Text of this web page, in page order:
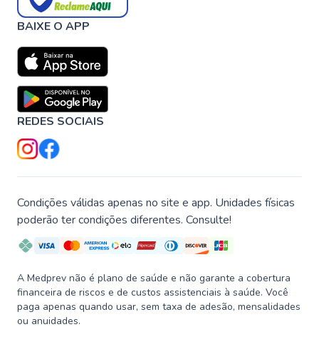
BAIXE O APP
REDES SOCIAIS
Condições válidas apenas no site e app. Unidades físicas
poderão ter condições diferentes. Consulte!
A Medprev não é plano de saúde e não garante a cobertura
financeira de riscos e de custos assistenciais à saúde. Você
paga apenas quando usar, sem taxa de adesão, mensalidades
ou anuidades.